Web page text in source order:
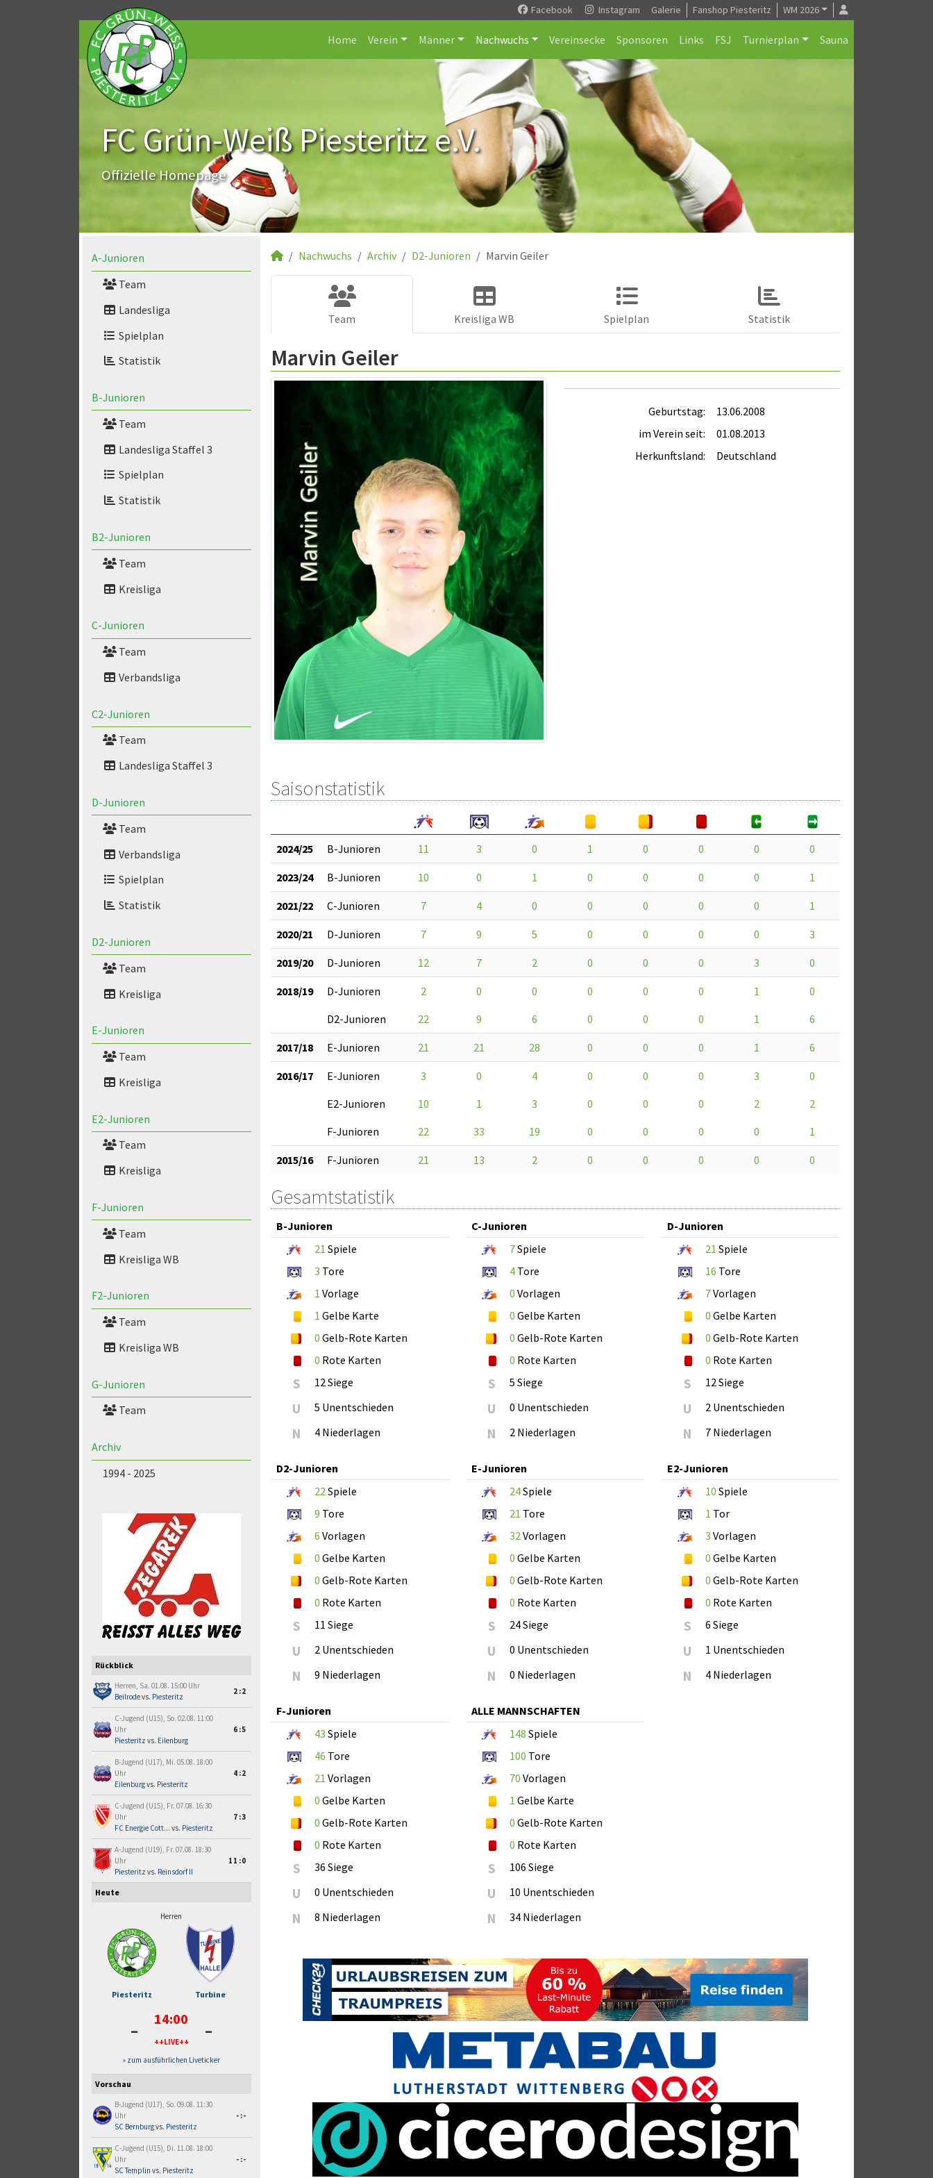
Facebook Instagram Galerie Fanshop Piesteritz WM 2026
Home Verein Männer Nachwuchs Vereinsecke Sponsoren Links FSJ Turnierplan Sauna
FC Grün-Weiß Piesteritz e.V.
Offizielle Homepage
A-Junioren
Team
Landesliga
Spielplan
Statistik
B-Junioren
Team
Landesliga Staffel 3
Spielplan
Statistik
B2-Junioren
Team
Kreisliga
C-Junioren
Team
Verbandsliga
C2-Junioren
Team
Landesliga Staffel 3
D-Junioren
Team
Verbandsliga
Spielplan
Statistik
D2-Junioren
Team
Kreisliga
E-Junioren
Team
Kreisliga
E2-Junioren
Team
Kreisliga
F-Junioren
Team
Kreisliga WB
F2-Junioren
Team
Kreisliga WB
G-Junioren
Team
Archiv
1994 - 2025
Rückblick
Herren, Sa. 01.08. 15:00 Uhr
Beilrodevs. Piesteritz
2:2
C-Jugend (U15), So. 02.08. 11:00
Uhr
Piesteritz vs. Eilenburg
6:5
B-Jugend (U17), Mi. 05.08. 18:00
Uhr
Eilenburgvs. Piesteritz
4:2
C-Jugend (U15), Fr. 07.08. 16:30
Uhr
FC Energie Cott... vs. Piesteritz
7:3
A-Jugend (U19), Fr. 07.08. 18:30
Uhr
Piesteritz vs. Reinsdorf II
11:0
Heute
Herren
Piesteritz Turbine
- 14:00
++LIVE++ -
» zum ausführlichen Liveticker
Vorschau
B-Jugend (U17), So. 09.08. 11:30
Uhr
SC Bernburgvs. Piesteritz
-:-
C-Jugend (U15), Di. 11.08. 18:00
Uhr
SC Templin vs. Piesteritz
-:-
Nachwuchs Archiv D2-Junioren Marvin Geiler
Team Kreisliga WB Spielplan Statistik
Marvin Geiler
Geburtstag:
13.06.2008
im Verein seit:
01.08.2013
Herkunftsland:
Deutschland
Saisonstatistik
2024/25 B-Junioren 11 3 0 1 0 0 0 0
2023/24 B-Junioren 10 0 1 0 0 0 0 1
2021/22 C-Junioren 7 4 0 0 0 0 0 1
2020/21 D-Junioren 7 9 5 0 0 0 0 3
2019/20 D-Junioren 12 7 2 0 0 0 3 0
2018/19 D-Junioren 2 0 0 0 0 0 1
0
D2-Junioren
22 9 6 0 0 0 1 6
2017/18 E-Junioren 21 21 28 0 0 0 1 6
2016/17 E-Junioren 3 0 4 0 0 0 3
0
E2-Junioren
10 1 3 0 0 0 2
2
F-Junioren
22 33 19 0 0 0 0 1
2015/16 F-Junioren 21 13 2 0 0 0 0 0
Gesamtstatistik
B-Junioren
21 Spiele
3 Tore
1 Vorlage
1 Gelbe Karte
0 Gelb-Rote Karten
0 Rote Karten
S 12 Siege
U 5 Unentschieden
N 4 Niederlagen
C-Junioren
7Spiele
4 Tore
0 Vorlagen
0 Gelbe Karten
0 Gelb-Rote Karten
0 Rote Karten
S 5 Siege
U 0 Unentschieden
N 2 Niederlagen
D-Junioren
21 Spiele
16 Tore
7Vorlagen
0 Gelbe Karten
0 Gelb-Rote Karten
0 Rote Karten
S 12 Siege
U 2 Unentschieden
N 7 Niederlagen
D2-Junioren
22 Spiele
9 Tore
6 Vorlagen
0 Gelbe Karten
0 Gelb-Rote Karten
0 Rote Karten
S 11 Siege
U 2 Unentschieden
N 9 Niederlagen
E-Junioren
24Spiele
21 Tore
32 Vorlagen
0 Gelbe Karten
0 Gelb-Rote Karten
0 Rote Karten
S 24 Siege
U 0 Unentschieden
N 0 Niederlagen
E2-Junioren
10 Spiele
1 Tor
3 Vorlagen
0 Gelbe Karten
0 Gelb-Rote Karten
0 Rote Karten
S 6 Siege
U 1 Unentschieden
N 4 Niederlagen
F-Junioren
43 Spiele
46 Tore
21 Vorlagen
0 Gelbe Karten
0 Gelb-Rote Karten
0 Rote Karten
S 36 Siege
U 0 Unentschieden
N 8 Niederlagen
ALLE MANNSCHAFTEN
148 Spiele
100 Tore
70 Vorlagen
1 Gelbe Karte
0 Gelb-Rote Karten
0 Rote Karten
S 106 Siege
U 10 Unentschieden
N 34 Niederlagen